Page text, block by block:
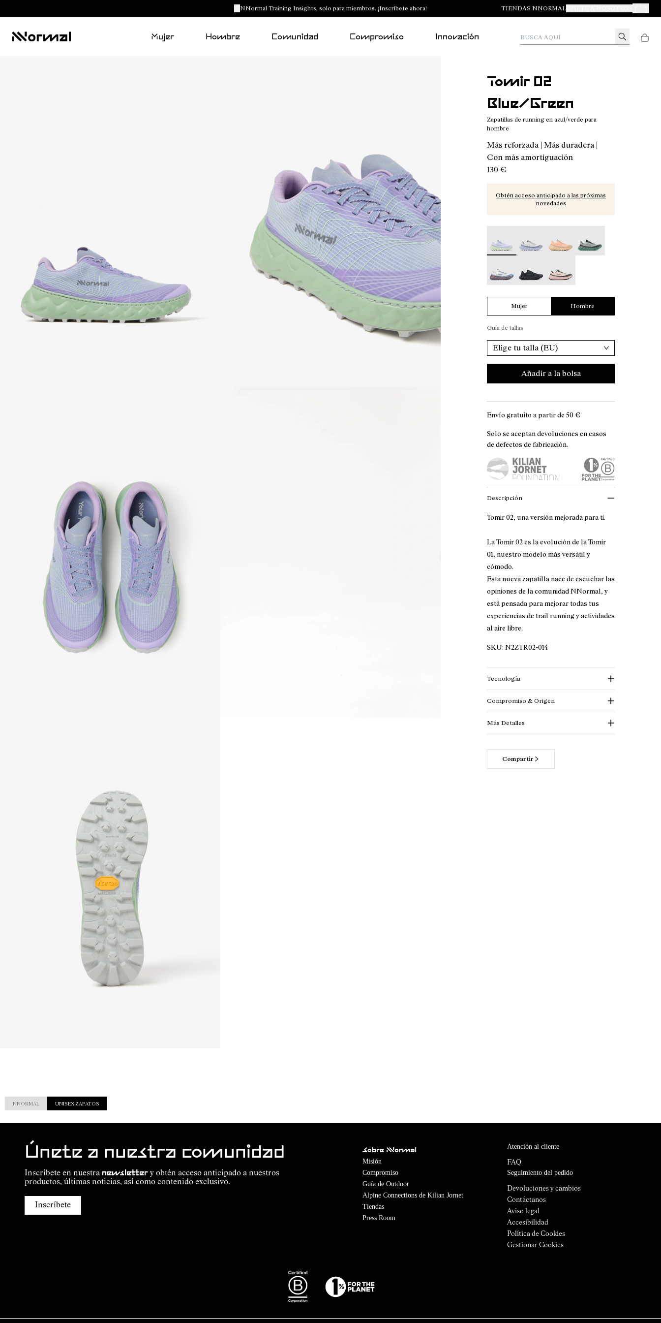
NNormal Training Insights, solo para miembros. ¡Inscríbete ahora! TIENDAS NNORMAL Tus
Mujer Hombre Comunidad Compromiso Innovación
Tomir 02
Blue/Green
Zapatillas de running en azul/verde para
hombre
Más reforzada | Más duradera |
Con más amortiguación
130 €
Obtén acceso anticipado a las próximas
novedades
Mujer Hombre
Guía de tallas
Elige tu talla (EU)
Añadir a la bolsa
Envío gratuito a partir de 50 €
Solo se aceptan devoluciones en casos
de defectos de fabricación.
Descripción
Tomir 02, una versión mejorada para ti.
La Tomir 02 es la evolución de la Tomir
01, nuestro modelo más versátil y
cómodo.
Esta nueva zapatilla nace de escuchar las
opiniones de la comunidad NNormal, y
está pensada para mejorar todas tus
experiencias de trail running y actividades
al aire libre.
SKU: N2ZTR02-014
Tecnología
Compromiso & Origen
Más Detalles
Compartir
NNORMAL UNISEX ZAPATOS
Únete a nuestra comunidad
Inscríbete en nuestra newsletter y obtén acceso anticipado a nuestros
productos, últimas noticias, así como contenido exclusivo.
Inscríbete
Sobre Nnormal
Misión
Compromiso
Guía de Outdoor
Alpine Connections de Kilian Jornet
Tiendas
Press Room
Atención al cliente
FAQ
Seguimiento del pedido
Devoluciones y cambios
Contáctanos
Aviso legal
Accesibilidad
Política de Cookies
Gestionar Cookies